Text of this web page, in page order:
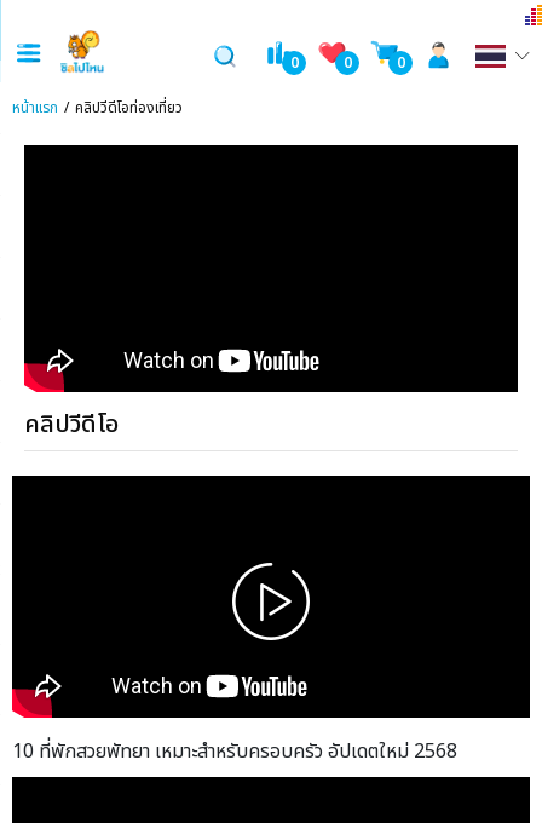
0 0 0
หน้าแรก คลิปวีดีโอท่องเที่ยว
คลิปวีดีโอ
10 ที่พักสวยพัทยา เหมาะสำหรับครอบครัว อัปเดตใหม่ 2568